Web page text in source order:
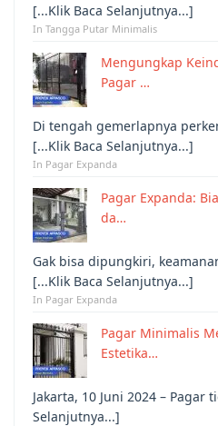
[...Klik Baca Selanjutnya...]
In Tangga Putar Minimalis
Mengungkap
Pagar …
Di tengah gemerlapnya
[...Klik Baca Selanjutnya...]
In Pagar Expanda
Pagar Expanda:
da…
Gak bisa dipungkiri,
[...Klik Baca Selanjutnya...]
In Pagar Expanda
Pagar Minimalis
Estetika…
Jakarta, 10 Juni 2024 – Pagar
Selanjutnya...]